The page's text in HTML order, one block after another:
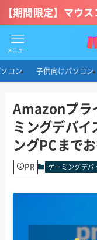
【期間限定】マウ
メニュー
コン 子供向けパソコン
Amazonプラ
ミングデバイ
ングPCまで
PR ゲーミングデバ